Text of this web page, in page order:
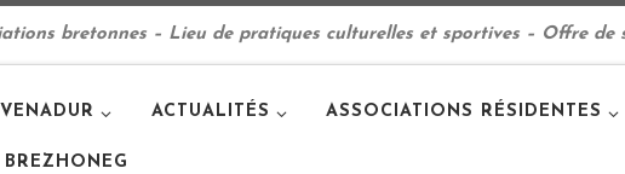
bretonnes – Lieu de pratiques culturelles et sportives – Offre de
ACTUALITÉS ASSOCIATIONS RÉSIDENTES
BREZHONEG